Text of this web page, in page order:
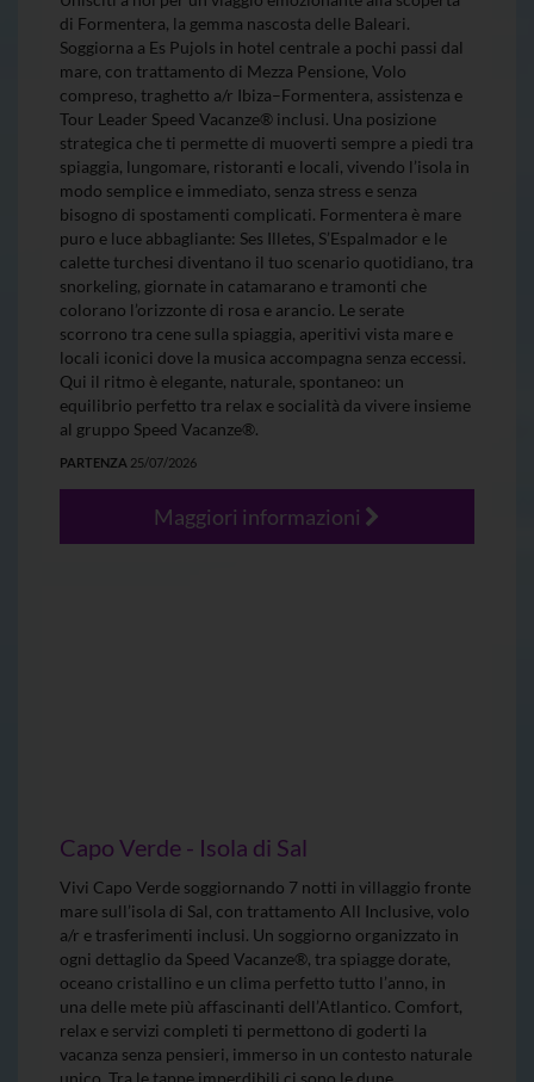
di Formentera, la gemma nascosta delle Baleari.
Soggiorna a Es Pujols in hotel centrale a pochi passi dal
mare, con trattamento di Mezza Pensione, Volo
compreso, traghetto a/r Ibiza–Formentera, assistenza e
Tour Leader Speed Vacanze® inclusi. Una posizione
strategica che ti permette di muoverti sempre a piedi tra
spiaggia, lungomare, ristoranti e locali, vivendo l’isola in
modo semplice e immediato, senza stress e senza
bisogno di spostamenti complicati. Formentera è mare
puro e luce abbagliante: Ses Illetes, S’Espalmador e le
calette turchesi diventano il tuo scenario quotidiano, tra
snorkeling, giornate in catamarano e tramonti che
colorano l’orizzonte di rosa e arancio. Le serate
scorrono tra cene sulla spiaggia, aperitivi vista mare e
locali iconici dove la musica accompagna senza eccessi.
Qui il ritmo è elegante, naturale, spontaneo: un
equilibrio perfetto tra relax e socialità da vivere insieme
al gruppo Speed Vacanze®.
PARTENZA 25/07/2026
Maggiori informazioni
Capo Verde - Isola di Sal
Vivi Capo Verde soggiornando 7 notti in villaggio fronte
mare sull’isola di Sal, con trattamento All Inclusive, volo
a/r e trasferimenti inclusi. Un soggiorno organizzato in
ogni dettaglio da Speed Vacanze®, tra spiagge dorate,
oceano cristallino e un clima perfetto tutto l’anno, in
una delle mete più affascinanti dell’Atlantico. Comfort,
relax e servizi completi ti permettono di goderti la
vacanza senza pensieri, immerso in un contesto naturale